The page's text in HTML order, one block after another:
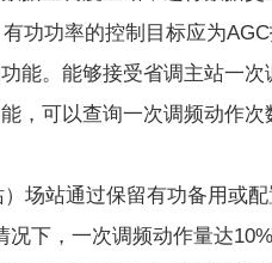
功功率的控制目标应为
功能。能够接受省调主站一
，可以查询一次调频动作次
场站通过保留有功备用或
下，一次调频动作量达